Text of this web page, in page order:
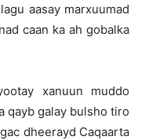
aasay marxuumad
caan ka ah gobalka
xanuun muddo
qayb galay bulsho tiro
dheerayd Caqaarta